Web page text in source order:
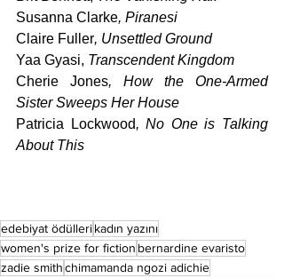
Susanna Clarke, Piranesi
Claire Fuller, Unsettled Ground
Yaa Gyasi, Transcendent Kingdom
Cherie Jones, How the One-Armed
Sister Sweeps Her House
Patricia Lockwood, No One is Talking
About This
edebiyat ödüllerikadın yazını
women's prize for fiction bernardine evaristo
zadie smithchimamanda ngozi adichie